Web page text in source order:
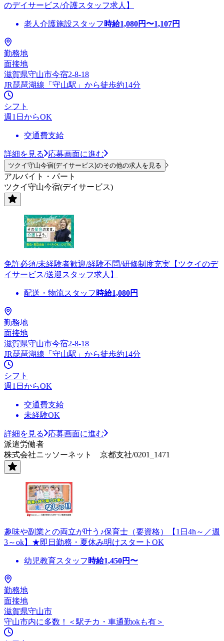
のデイサービス/介護スタッフ求人】
老人介護施設スタッフ 時給1,080円〜1,107円
勤務地
面接地
滋賀県守山市今宿2-8-18
JR琵琶湖線「守山駅」から徒歩約14分
シフト
週1日からOK
交通費支給
詳細を見る 応募画面に進む
ツクイ守山今宿(デイサービス)のその他の求人を見る
アルバイト・パート
ツクイ守山今宿(デイサービス)
免許必須/未経験者歓迎/経験不問/研修制度充実【ツクイのデ
イサービス/送迎スタッフ求人】
配送・物流スタッフ 時給1,080円
勤務地
面接地
滋賀県守山市今宿2-8-18
JR琵琶湖線「守山駅」から徒歩約14分
シフト
週1日からOK
交通費支給
未経験OK
詳細を見る
応募画面に進む
派遣労働者
株式会社ニッソーネット 京都支社/0201_1471
趣味や副業との両立が叶う♪保育士（要資格）【1日4h～／週
3～ok】★即日勤務・夏休み明けスタートOK
幼児教育スタッフ 時給1,450円〜
勤務地
面接地
滋賀県守山市
守山市内に多数！＜駅チカ・車通勤okも有＞